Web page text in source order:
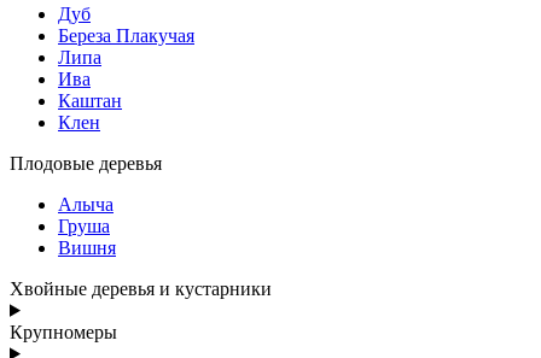
Дуб
Береза Плакучая
Липа
Ива
Каштан
Клен
Плодовые деревья
Алыча
Груша
Вишня
Хвойные деревья и кустарники
Крупномеры